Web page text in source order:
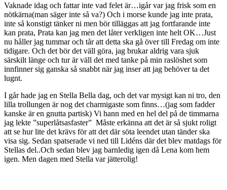
Vaknade idag och fattar inte vad felet är…igår var jag frisk som en
nötkärna(man säger inte så va?) Och i morse kunde jag inte prata,
inte så konstigt tänker ni men bör tilläggas att jag fortfarande inte
kan prata, Prata kan jag men det låter verkligen inte helt OK…Just
nu håller jag tummar och tår att detta ska gå över till Fredag om inte
tidigare. Och det bör det väll göra, jag brukar aldrig vara sjuk
särskilt länge och tur är väll det med tanke på min raslöshet som
innfinner sig ganska så snabbt när jag inser att jag behöver ta det
lugnt.
I går hade jag en Stella Bella dag, och det var mysigt kan ni tro, den
lilla trollungen är nog det charmigaste som finns…(jag som fadder
kanske är en gnutta partisk) Vi hann med en hel del på de timmarna
jag lekte ”superlåtsasfaster” Måste erkänna att det är så sjukt roligt
att se hur lite det krävs för att det där söta leendet utan tänder ska
visa sig. Sedan spatserade vi ned till Lidéns där det blev matdags för
Stellas del..Och sedan blev jag barnledig igen då Lena kom hem
igen. Men dagen med Stella var jätterolig!